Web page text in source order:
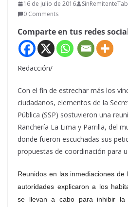
16 de julio de 2016 SinRemitenteTab
0 Comments
Comparte en tus redes
Redacción/
Con el fin de estrechar más los
ciudadanos, elementos de la
Pública (SSP) sostuvieron una
Ranchería La Lima y Parrilla, del
donde fueron escuchadas sus
propuestas de coordinación para
Reunidos en las inmediaciones
autoridades explicaron a los
se llevan a cabo para inhibir la